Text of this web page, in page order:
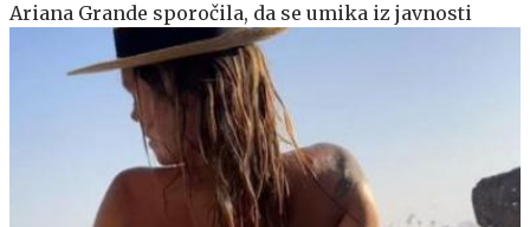
Ariana Grande sporočila, da se umika iz javnosti